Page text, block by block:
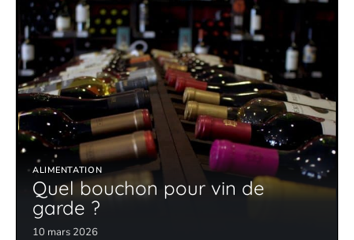
ALIMENTATION
Quel bouchon pour vin de
garde ?
10 mars 2026